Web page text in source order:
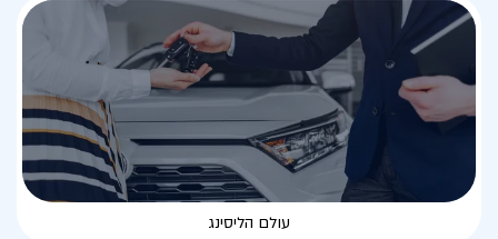
עולם הליסינג